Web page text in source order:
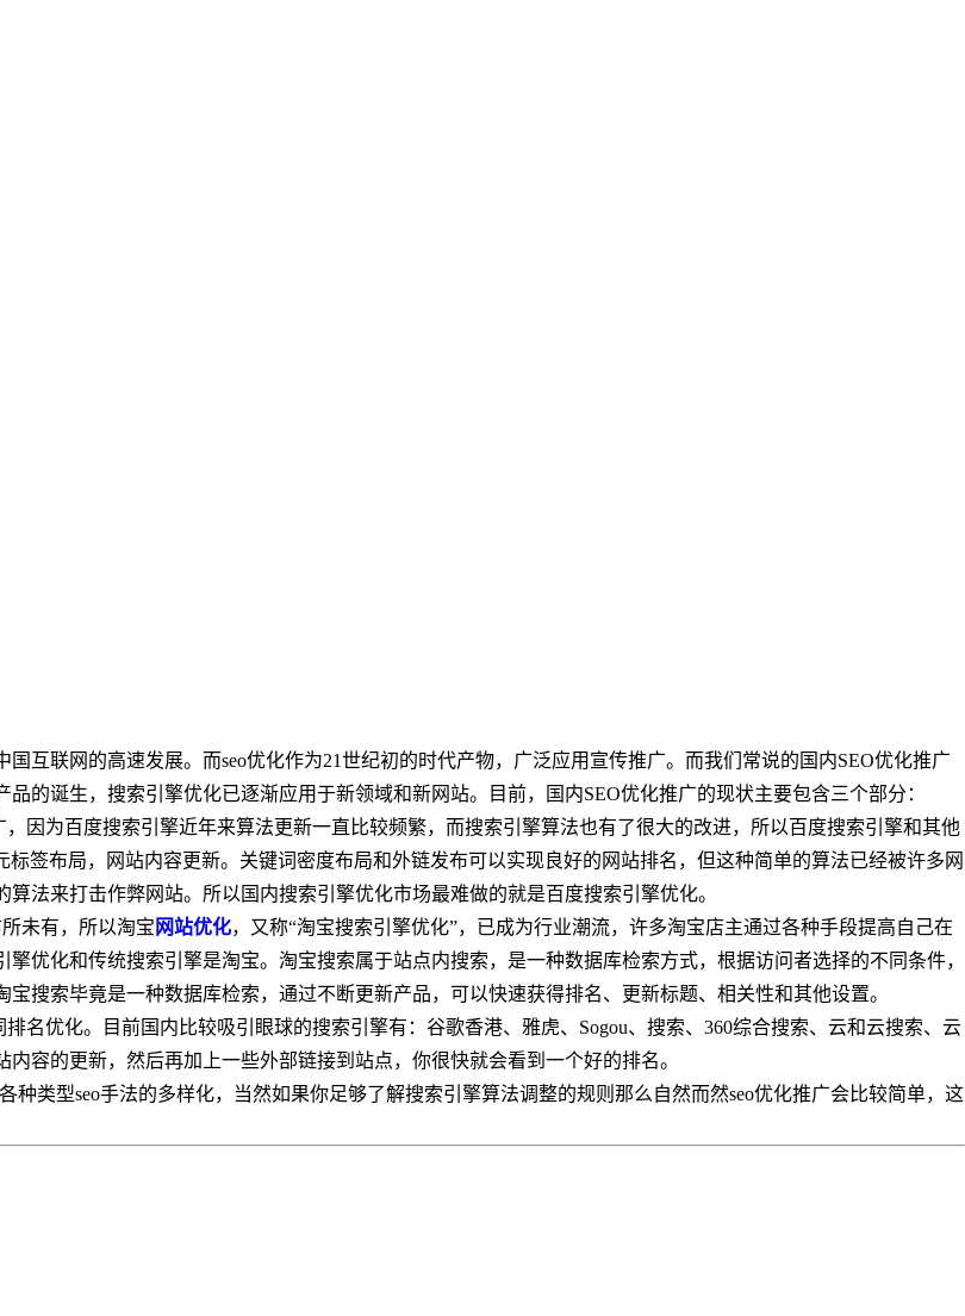
互联网的高速发展。而seo优化作为21世纪初的时代产物，广泛应用宣传推广。而我们常说的国内SEO优化推广
品的诞生，搜索引擎优化已逐渐应用于新领域和新网站。目前，国内SEO优化推广的现状主要包含三个部分：
因为百度搜索引擎近年来算法更新一直比较频繁，而搜索引擎算法也有了很大的改进，所以百度搜索引擎和其他
签布局，网站内容更新。关键词密度布局和外链发布可以实现良好的网站排名，但这种简单的算法已经被许多网
法来打击作弊网站。所以国内搜索引擎优化市场最难做的就是百度搜索引擎优化。
未有，所以淘宝 网站优化，又称“淘宝搜索引擎优化”，已成为行业潮流，许多淘宝店主通过各种手段提高自己在
优化和传统搜索引擎是淘宝。淘宝搜索属于站点内搜索，是一种数据库检索方式，根据访问者选择的不同条件，
搜索毕竟是一种数据库检索，通过不断更新产品，可以快速获得排名、更新标题、相关性和其他设置。
名优化。目前国内比较吸引眼球的搜索引擎有：谷歌香港、雅虎、 Sogou、搜索、 360综合搜索、云和云搜索、云
容的更新，然后再加上一些外部链接到站点，你很快就会看到一个好的排名。
类型seo手法的多样化，当然如果你足够了解搜索引擎算法调整的规则那么自然而然seo优化推广会比较简单，这